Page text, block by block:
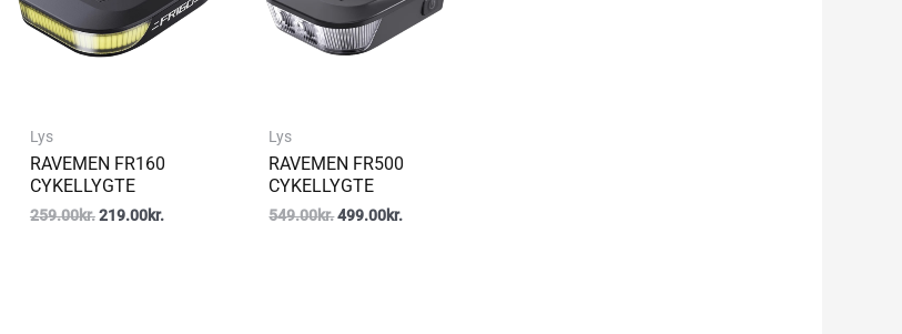
Lys
RAVEMEN FR160
CYKELLYGTE
259.00kr.219.00kr.
Lys
RAVEMEN FR500
CYKELLYGTE
549.00kr.499.00kr.